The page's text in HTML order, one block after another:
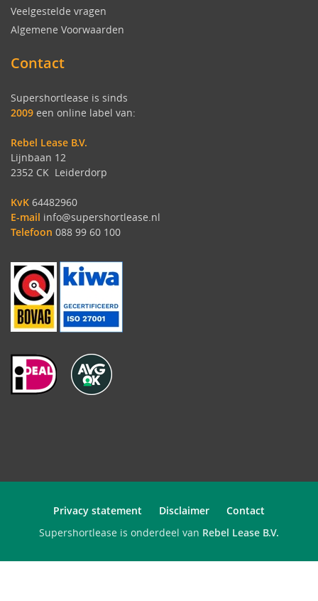
Veelgestelde vragen
Algemene Voorwaarden
Contact
Supershortlease is sinds
2009 een online label van:
Rebel Lease B.V.
Lijnbaan 12
2352 CK Leiderdorp
KvK 64482960
E-mail info@supershortlease.nl
Telefoon 088 99 60 100
Privacy statement Disclaimer
Contact
Supershortlease is onderdeel van Rebel Lease B.V.